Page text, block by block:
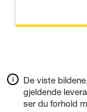
De viste
gjeldende
ser du forhold